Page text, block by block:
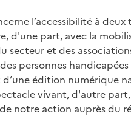
l’accessibilité à deux
d'une part, avec la
secteur et des
personnes
édition numérique
vivant, d'autre
notre action auprès du